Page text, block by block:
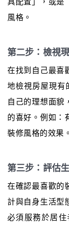
風格。
第二步：檢視
在找到自己最喜
地檢視房屋現有
自己的理想面貌
的喜好。例如：
裝修風格的效果。
第三步：評估
在確認最喜歡的
計與自身生活型
必須服務於居